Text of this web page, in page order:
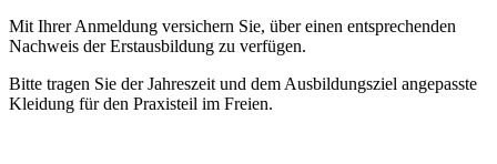
Mit Ihrer Anmeldung versichern Sie, über einen entsprechenden
Nachweis der Erstausbildung zu verfügen.
Bitte tragen Sie der Jahreszeit und dem Ausbildungsziel angepasste
Kleidung für den Praxisteil im Freien.